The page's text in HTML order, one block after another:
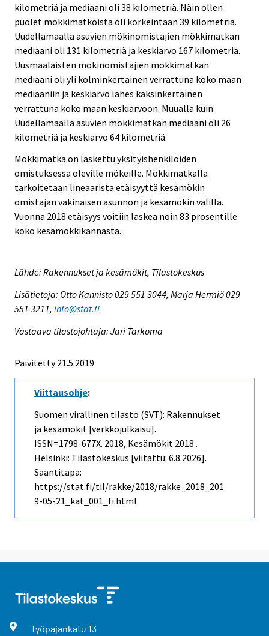
kilometriä ja mediaani oli 38 kilometriä. Näin ollen
puolet mökkimatkoista oli korkeintaan 39 kilometriä.
Uudellamaalla asuvien mökinomistajien mökkimatkan
mediaani oli 131 kilometriä ja keskiarvo 167 kilometriä.
Uusmaalaisten mökinomistajien mökkimatkan
mediaani oli yli kolminkertainen verrattuna koko maan
mediaaniin ja keskiarvo lähes kaksinkertainen
verrattuna koko maan keskiarvoon. Muualla kuin
Uudellamaalla asuvien mökkimatkan mediaani oli 26
kilometriä ja keskiarvo 64 kilometriä.
Mökkimatka on laskettu yksityishenkilöiden
omistuksessa oleville mökeille. Mökkimatkalla
tarkoitetaan lineaarista etäisyyttä kesämökin
omistajan vakinaisen asunnon ja kesämökin välillä.
Vuonna 2018 etäisyys voitiin laskea noin 83 prosentille
koko kesämökkikannasta.
Lähde: Rakennukset ja kesämökit, Tilastokeskus
Lisätietoja: Otto Kannisto 029 551 3044, Marja Hermiö 029
551 3211, info@stat.fi
Vastaava tilastojohtaja: Jari Tarkoma
Päivitetty 21.5.2019
Viittausohje:
Suomen virallinen tilasto (SVT): Rakennukset
ja kesämökit [verkkojulkaisu].
ISSN=1798-677X. 2018, Kesämökit 2018 .
Helsinki: Tilastokeskus [viitattu: 6.8.2026].
Saantitapa:
https://stat.fi/til/rakke/2018/rakke_2018_201
9-05-21_kat_001_fi.html
Työpajankatu 13